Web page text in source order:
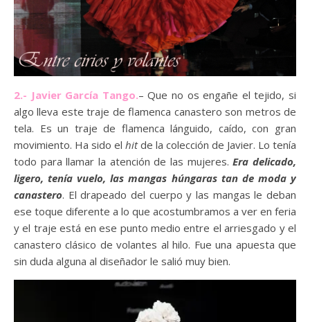
2.- Javier García Tango.– Que no os engañe el tejido, si
algo lleva este traje de flamenca canastero son metros de
tela. Es un traje de flamenca lánguido, caído, con gran
movimiento. Ha sido el hitde la colección de Javier. Lo tenía
todo para llamar la atención de las mujeres.Era delicado,
ligero, tenía vuelo, las mangas húngaras tan de moda y
canastero. El drapeado del cuerpo y las mangas le deban
ese toque diferente a lo que acostumbramos a ver en feria
y el traje está en ese punto medio entre el arriesgado y el
canastero clásico de volantes al hilo. Fue una apuesta que
sin duda alguna al diseñador le salió muy bien.